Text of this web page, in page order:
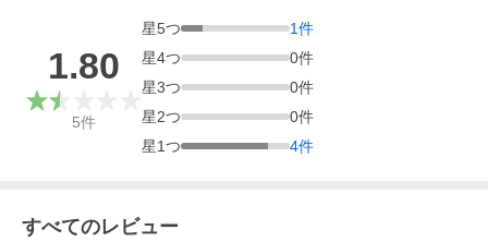
1.80
5件
星5つ 1件
星4つ 0件
星3つ 0件
星2つ 0件
星1つ 4件
すべてのレビュー